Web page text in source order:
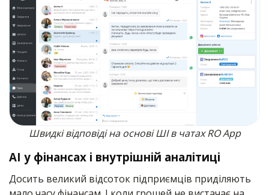
Швидкі відповіді на основі ШІ в чатах RO App
AI у фінансах і внутрішній аналітиці
Досить великий відсоток підприємців приділяють